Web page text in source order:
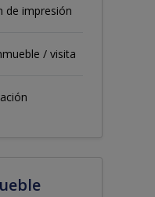
de impresión
/ visita